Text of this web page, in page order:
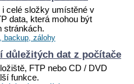
i celé složky umístěné v
data, která mohou být
stránkách.
backup, zálohy
důležitých dat z počítače
FTP nebo CD / DVD
funkce.